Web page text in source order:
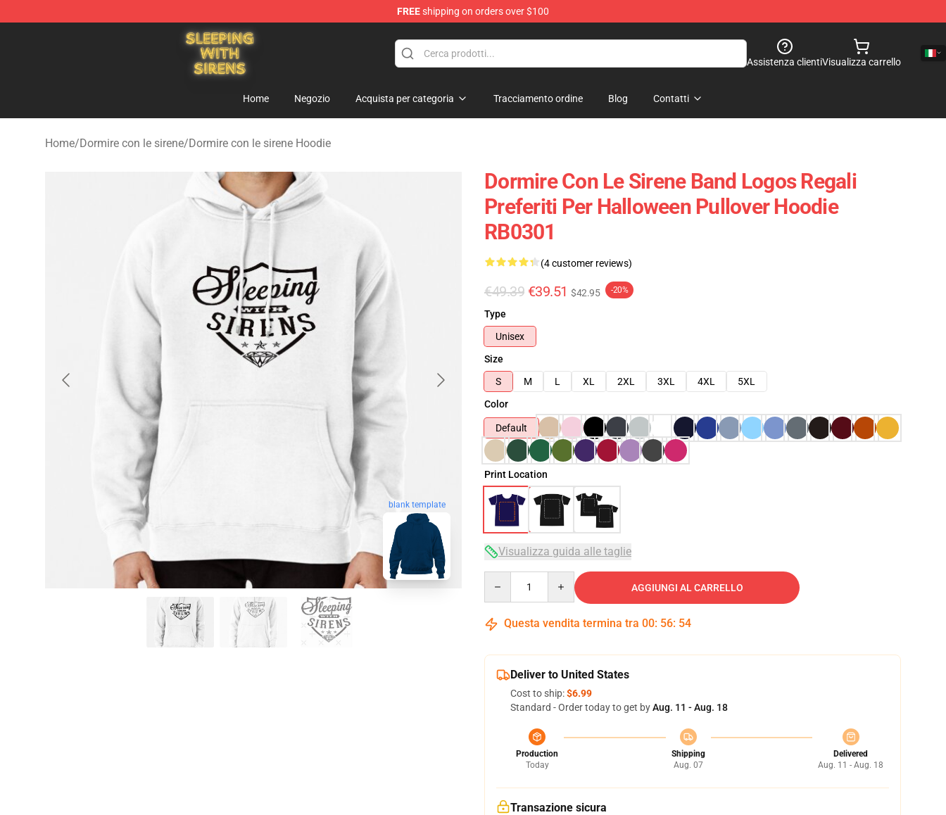
FREEshipping on orders over $100
Sleeping With Sirens Store - Official Sleeping With Sirens Merchandise Shop
Assistenza clientiVisualizza carrello
Home Negozio Acquista per categoria Tracciamento ordine Blog Contatti
Home/Dormire con le sirene/Dormire con le sirene Hoodie
blank template
Dormire Con Le Sirene Band Logos Regali
Preferiti Per Halloween Pullover Hoodie
RB0301
(4 customer reviews)
€49.39 €39.51 $42.95 -20%
Type
Unisex
Size
S
M L XL 2XL 3XL 4XL
5XL
Color
Default
Print Location
Visualizza guida alle taglie
AGGIUNGI AL CARRELLO
Questa vendita termina tra 00: 56: 53
Deliver to United States
Cost to ship:$6.99
Standard - Order today to get byAug. 11 - Aug. 18
Production
Today
Shipping
Aug. 07
Delivered
Aug. 11 - Aug. 18
Transazione sicura